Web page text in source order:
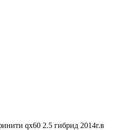
qx60 2.5 гибрид 2014г.в